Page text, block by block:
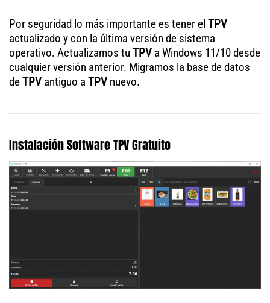
Por seguridad lo más importante es tener el TPV
actualizado y con la última versión de sistema
operativo. Actualizamos tu TPV a Windows 11/10 desde
cualquier versión anterior. Migramos la base de datos
deTPV antiguo a TPV nuevo.
Instalación Software TPV Gratuito